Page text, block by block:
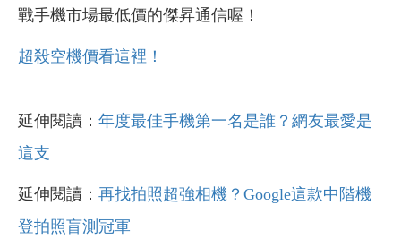
戰手機市場最低價的傑昇通信喔！
超殺空機價看這裡！
延伸閱讀： 年度最佳手機第一名是誰？網友最愛是
這支
延伸閱讀： 再找拍照超強相機？Google這款中階機
登拍照盲測冠軍